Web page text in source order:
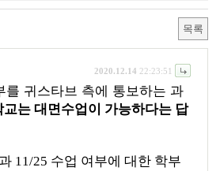
목록
2020.12.14 22:23:51
를 귀스타브 측에 통보하는 과
교는 대면수업이 가능하다는 답
과 11/25 수업 여부에 대한 학부